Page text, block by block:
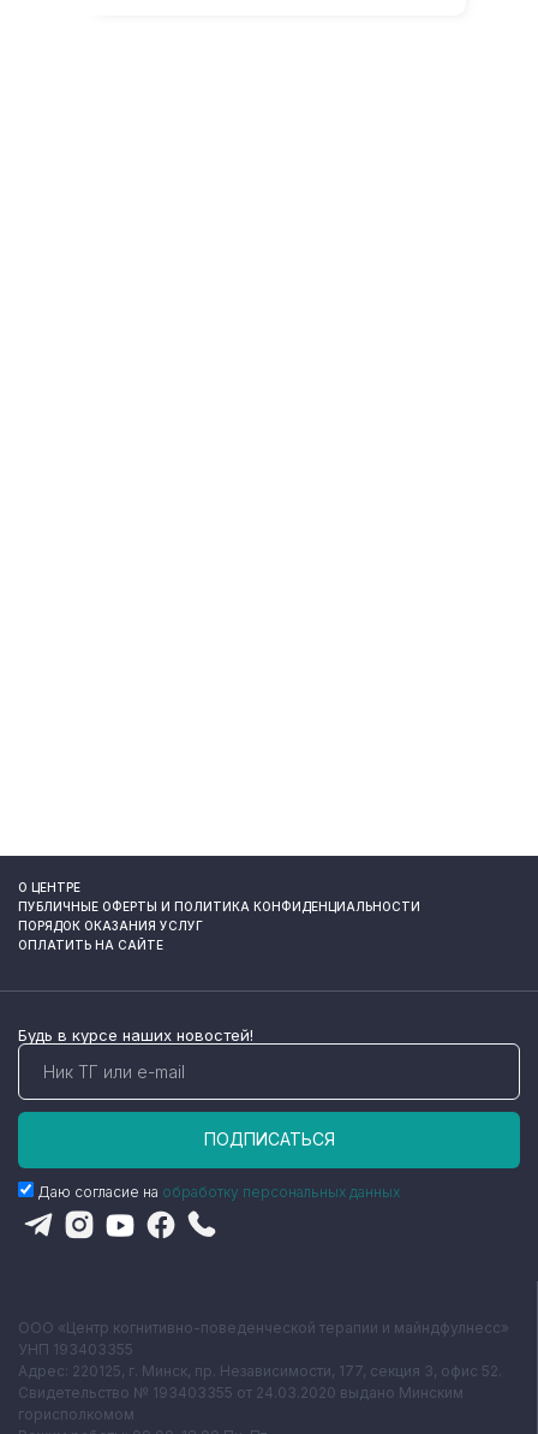
О ЦЕНТРЕ
ПУБЛИЧНЫЕ ОФЕРТЫ И ПОЛИТИКА КОНФИДЕНЦИАЛЬНОСТИ
ПОРЯДОК ОКАЗАНИЯ УСЛУГ
ОПЛАТИТЬ НА САЙТЕ
ООО «Центр когнитивно-поведенческой терапии и майндфулнесс»
УНП 193403355
Адрес: 220125, г. Минск, пр. Независимости, 177, секция 3, офис 52.
Свидетельство № 193403355 от 24.03.2020 выдано Минским
горисполкомом
Будь в курсе наших новостей!
Даю согласие на обработку персональных данных
ПОДПИСАТЬСЯ